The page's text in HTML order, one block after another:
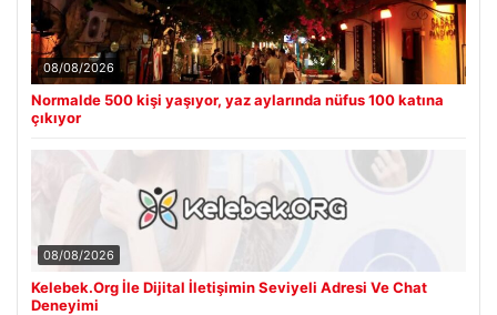
08/08/2026
Normalde 500 kişi yaşıyor, yaz aylarında nüfus 100 katına
çıkıyor
08/08/2026
Kelebek.Org İle Dijital İletişimin Seviyeli Adresi Ve Chat
Deneyimi